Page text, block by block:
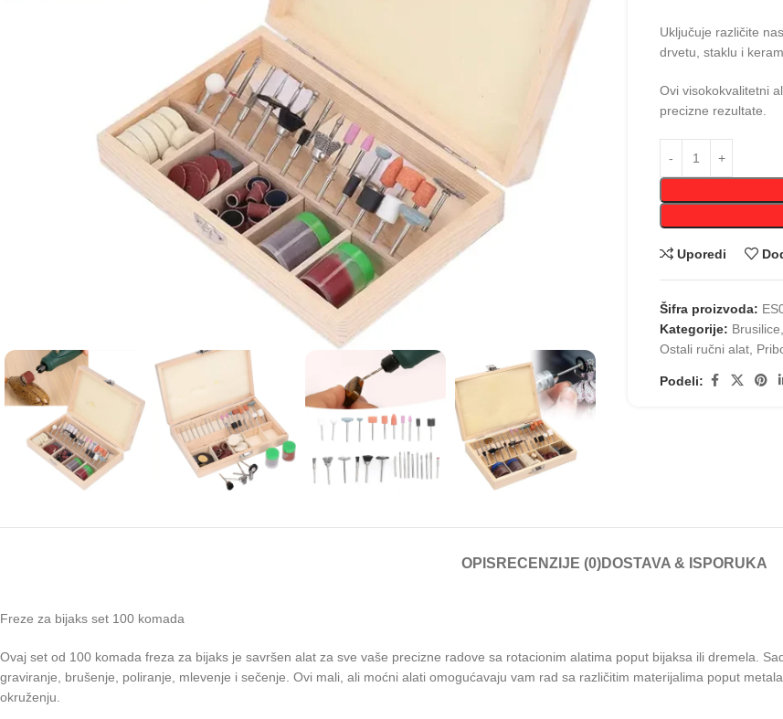
Uključuje različite
drvetu, staklu i
Ovi visokokvalitetni
precizne rezultate.
Uporedi
Šifra proizvoda:
Kategorije: Brusilice
Ostali ručni alat
Podeli:
OPIS RECENZIJE (0)DOSTAVA & ISPORUKA
Freze za bijaks set 100 komada
Ovaj set od 100 komada freza za bijaks je savršen alat za sve vaše precizne radove sa rotacionim alatima poput bijaksa ili dremela.
graviranje, brušenje, poliranje, mlevenje i sečenje. Ovi mali, ali moćni alati omogućavaju vam rad sa različitim materijalima poput
okruženju.